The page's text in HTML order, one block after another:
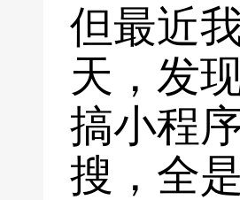
但最近
天，发
搞小程
搜，全